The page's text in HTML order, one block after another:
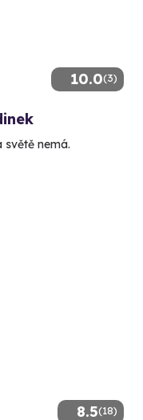
10.0(3)
světě nemá.
8.5(18)